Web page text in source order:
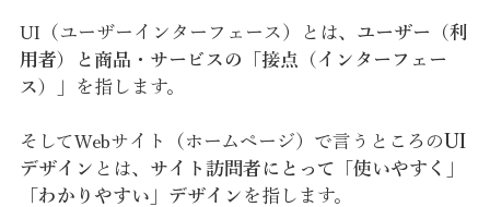
UI（ユーザーインターフェース）とは、 ユーザー（利
用者）と商品・サービスの「接点（インターフェー
ス）」
を指します。
そしてWebサイト（ホームページ）で言うところの UI
デザイン とは、 サイト訪問者にとって
使いやすく」
「わかりやすい」デザイン を指します。